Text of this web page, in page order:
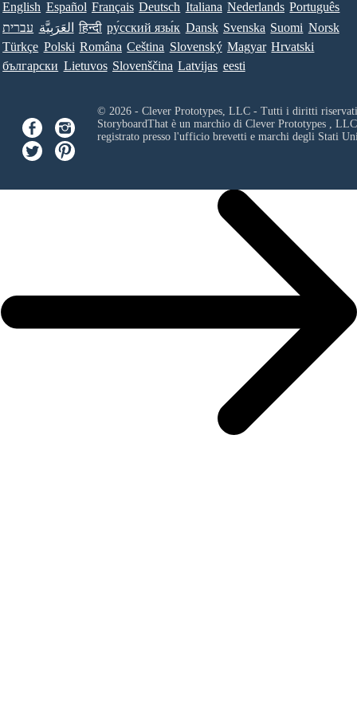
English Español Français Deutsch Italiana Nederlands Português
עברית العَرَبِيَّة हिन्दी ру́сский язы́к Dansk Svenska Suomi Norsk
Türkçe Polski Româna Ceština Slovenský Magyar Hrvatski
български Lietuvos Slovenščina Latvijas eesti
© 2026 - Clever Prototypes, LLC - Tutti i diritti
StoryboardThat è un marchio di Clever Prototypes , LLC
registrato presso l'ufficio brevetti e marchi degli Stati